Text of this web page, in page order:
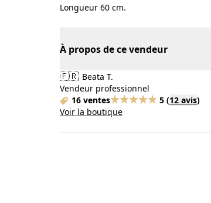
Longueur 60 cm.
À propos de ce vendeur
🇫🇷 Beata T.
Vendeur professionnel
16 ventes
5 (12 avis)
Voir la boutique